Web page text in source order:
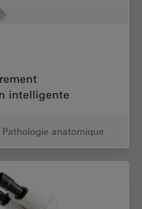
intelligente
Pathologie anatomique